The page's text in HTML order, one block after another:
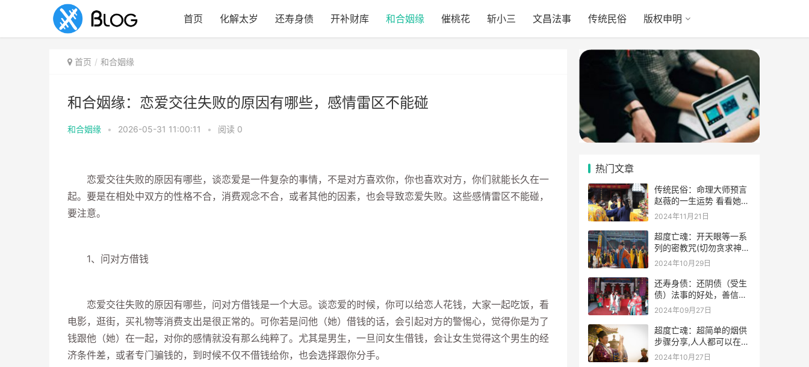
首页 化解太岁 还寿身债 开补财库 和合姻缘 催桃花 斩小三 文昌法事 传统民俗 版权申明
首页 和合姻缘
和合姻缘：恋爱交往失败的原因有哪些，感情雷区不能碰
和合姻缘 • 2026-05-31 11:00:11 • 阅读 0
恋爱交往失败的原因有哪些，谈恋爱是一件复杂的事情，不是对方喜欢你，你也喜欢对方，你们就能长久在一
起。要是在相处中双方的性格不合，消费观念不合，或者其他的因素，也会导致恋爱失败。这些感情雷区不能碰，
要注意。
1、问对方借钱
恋爱交往失败的原因有哪些，问对方借钱是一个大忌。谈恋爱的时候，你可以给恋人花钱，大家一起吃饭，看
电影，逛街，买礼物等消费支出是很正常的。可你若是问他（她）借钱的话，会引起对方的警惕心，觉得你是为了
钱跟他（她）在一起，对你的感情就没有那么纯粹了。尤其是男生，一旦问女生借钱，会让女生觉得这个男生的经
济条件差，或者专门骗钱的，到时候不仅不借钱给你，也会选择跟你分手。
热门文章
传统民俗：命理大师预言
赵薇的一生运势 看看她的
表示
2024年11月21日
超度亡魂：开天眼等一系
列的密教咒(切勿贪求神
通)
2024年10月29日
还寿身债：还阴债（受生
债）法事的好处，善信必
看！
2024年09月27日
超度亡魂：超简单的烟供
步骤分享,人人都可以在家
做烟供
2024年10月27日